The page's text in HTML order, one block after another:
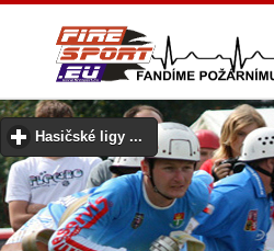
Hasičské ligy ... click to expand